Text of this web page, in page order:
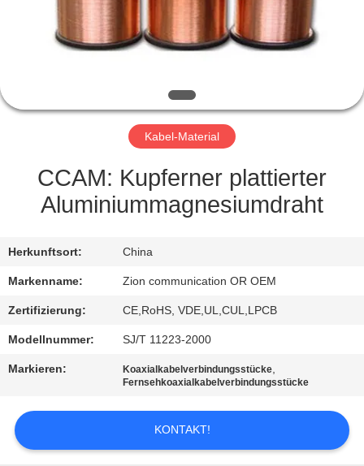
QUALITÄTSKONTROLLE
SIE
MIT
VERBINDUNG
FORDERN
SIE EIN
ZITAT
PRIVACY
POLICY
Kabel-Material
CCAM: Kupferner plattierter
Aluminiummagnesiumdraht
Herkunftsort: China
Markenname: Zion communication OR OEM
Zertifizierung: CE,RoHS, VDE,UL,CUL,LPCB
Modellnummer: SJ/T 11223-2000
Markieren: Koaxialkabelverbindungsstücke,
Fernsehkoaxialkabelverbindungsstücke
KONTAKT!